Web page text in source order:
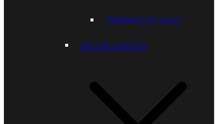
TRINIDAD & TOBAGO
GROSSE ANTILLEN